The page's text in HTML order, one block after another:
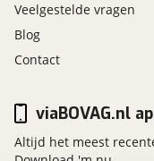
Veelgestelde vragen
Blog
Contact
viaBOVAG.nl
Altijd het meest